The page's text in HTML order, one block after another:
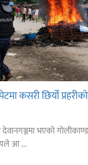
कसरी छिर्यो
भएको
आ ...